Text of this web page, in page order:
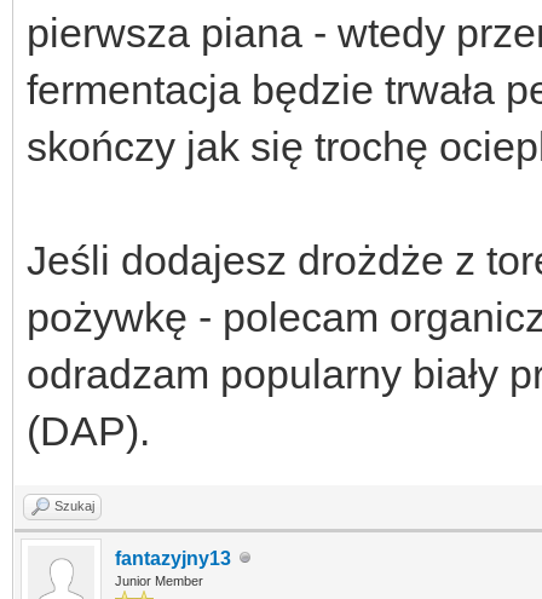
pierwsza piana - wtedy
fermentacja będzie trwała
skończy jak się trochę
Jeśli dodajesz drożdże z
pożywkę - polecam
odradzam popularny biały
(DAP).
Szukaj
fantazyjny13
Junior Member